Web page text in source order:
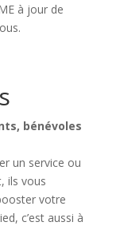
à jour de
bénévoles
un service ou
ils vous
votre
c’est aussi à